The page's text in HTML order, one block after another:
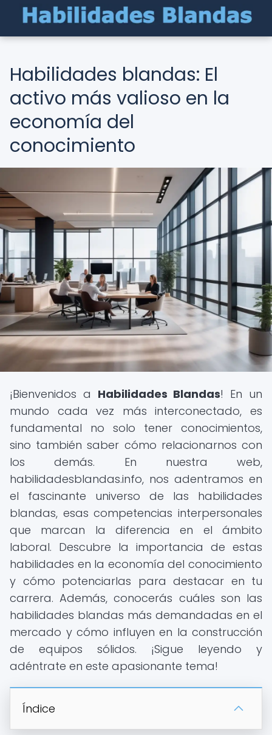
Habilidades blandas: El
activo más valioso en la
economía del
conocimiento
¡Bienvenidos a Habilidades Blandas! En un
mundo cada vez más interconectado, es
fundamental no solo tener conocimientos,
sino también saber cómo relacionarnos con
los demás. En nuestra web,
habilidadesblandas.info, nos adentramos en
el fascinante universo de las habilidades
blandas, esas competencias interpersonales
que marcan la diferencia en el ámbito
laboral. Descubre la importancia de estas
habilidades en la economía del conocimiento
y cómo potenciarlas para destacar en tu
carrera. Además, conocerás cuáles son las
habilidades blandas más demandadas en el
mercado y cómo influyen en la construcción
de equipos sólidos. ¡Sigue leyendo y
adéntrate en este apasionante tema!
Índice